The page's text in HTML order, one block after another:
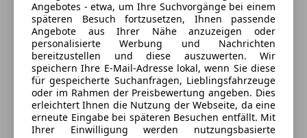
3 ähnliche Fahrzeuge gefunden
Ich erlaube den Händlern dieser
Fahrzeuge mich zu kontaktieren.
Angebotes - etwa, um Ihre Suchvorgänge bei einem
späteren Besuch fortzusetzen, Ihnen passende
Angebote aus Ihrer Nähe anzuzeigen oder
personalisierte Werbung und Nachrichten
bereitzustellen und diese auszuwerten. Wir
speichern Ihre E-Mail-Adresse lokal, wenn Sie diese
für gespeicherte Suchanfragen, Lieblingsfahrzeuge
oder im Rahmen der Preisbewertung angeben. Dies
erleichtert Ihnen die Nutzung der Webseite, da eine
erneute Eingabe bei späteren Besuchen entfällt. Mit
Ihrer Einwilligung werden nutzungsbasierte